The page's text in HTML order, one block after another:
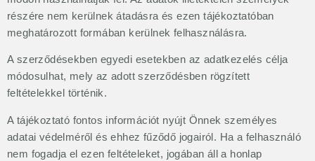
részére nem kerülnek átadásra és ezen tájékoztatóban
meghatározott formában kerülnek felhasználásra.
A szerződésekben egyedi esetekben az adatkezelés célja
módosulhat, mely az adott szerződésben rögzített
feltételekkel történik.
A tájékoztató fontos információt nyújt Önnek személyes
adatai védelméről és ehhez fűződő jogairól. Ha a felhasználó
nem fogadja el ezen feltételeket, jogában áll a honlap